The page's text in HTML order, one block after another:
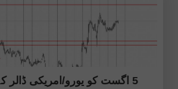
5 اگست کو یورو/امریکی